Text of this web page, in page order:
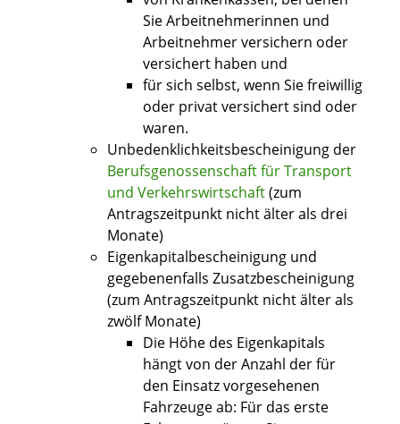
Sie Arbeitnehmerinnen und
Arbeitnehmer versichern oder
versichert haben und
für sich selbst, wenn Sie freiwillig
oder privat versichert sind oder
waren.
Unbedenklichkeitsbescheinigung der
Berufsgenossenschaft für Transport
und Verkehrswirtschaft(zum
Antragszeitpunkt nicht älter als drei
Monate)
Eigenkapitalbescheinigung und
gegebenenfalls Zusatzbescheinigung
(zum Antragszeitpunkt nicht älter als
zwölf Monate)
Die Höhe des Eigenkapitals
hängt von der Anzahl der für
den Einsatz vorgesehenen
Fahrzeuge ab: Für das erste